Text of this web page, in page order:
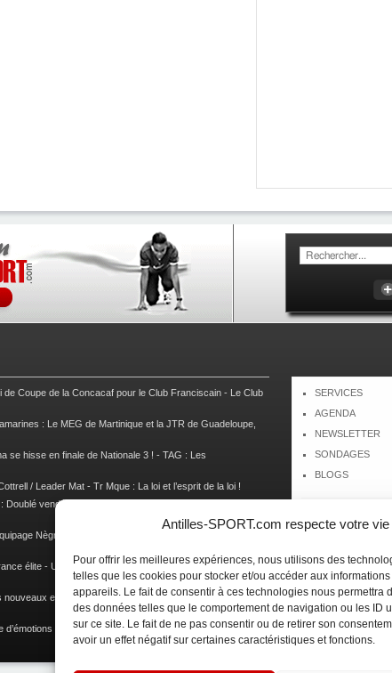
Antilles-SPORT.com respecte votre
Pour offrir les meilleures expériences, nous utilisons des
telles que les cookies pour stocker et/ou accéder aux
appareils. Le fait de consentir à ces technologies nous permettra
des données telles que le comportement de navigation ou les ID
sur ce site. Le fait de ne pas consentir ou de retirer son
avoir un effet négatif sur certaines caractéristiques et fonctions.
de Coupe de la Concacaf pour le Club Franciscain - Le Club
: Le MEG de Martinique et la JTR de Guadeloupe,
se hisse en finale de Nationale 3 ! - TAG : Les
/ Leader Mat - Tr Mque : La loi et l’esprit de la loi !
Doublé vendéen sur l’étape des Mamelles
Nègre – Gérard remporte le 9e rallye du Pays Marie-
élite - Un semi marathon sous le signe de la chaleur et
nouveaux et un habitué au palmarès du Trail des Trésors-
! Images de la Woulib 113 X-Trem
SERVICES
AGENDA
NEWSLETTER
SONDAGES
BLOGS